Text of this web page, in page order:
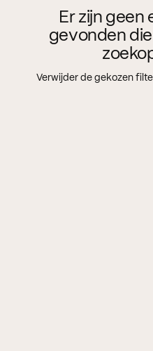
Er zijn
gevonden
Verwijder de gekozen